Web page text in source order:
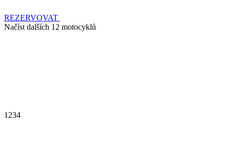
REZERVOVAT
Načíst dalších 12 motocyklů
1 234